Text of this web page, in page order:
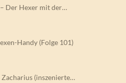
Der Hexer mit der…
Handy (Folge 101)
(inszenierte…